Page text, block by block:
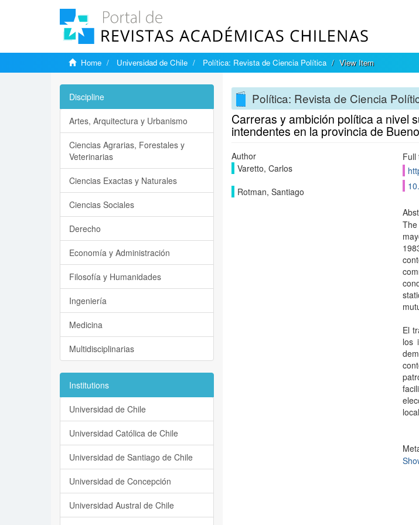
Home Universidad de Chile Política: Revista de Ciencia Política View Item
Política: Revista de Ciencia
Carreras y ambición política a nivel
intendentes en la provincia de
Author
Varetto, Carlos
Rotman, Santiago
Full
El
los
Discipline
Artes, Arquitectura y Urbanismo
Ciencias Agrarias, Forestales y
Veterinarias
Ciencias Exactas y Naturales
Ciencias Sociales
Derecho
Economía y Administración
Filosofía y Humanidades
Ingeniería
Medicina
Multidisciplinarias
Institutions
Universidad de Chile
Universidad Católica de Chile
Universidad de Santiago de Chile
Universidad de Concepción
Universidad Austral de Chile